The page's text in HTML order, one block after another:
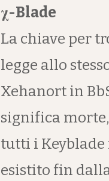
χ-Blade
La chiave per
legge allo
Xehanort in
significa
tutti i Keyblade
esistito fin